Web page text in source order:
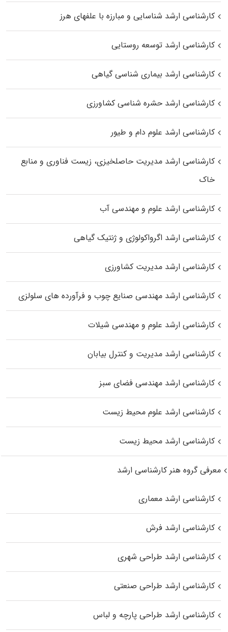
کارشناسی ارشد شناسایی و مبارزه با علفهای هرز
کارشناسی ارشد توسعه روستایی
کارشناسی ارشد بیماری‌ شناسی گیاهی
کارشناسی ارشد حشره‌ شناسی کشاورزی
کارشناسی ارشد علوم دام و طیور
کارشناسی ارشد مدیریت حاصلخیزی، زیست فناوری و منابع
خاک
کارشناسی ارشد علوم و مهندسی آب
کارشناسی ارشد اگرواکولوژی و ژنتیک گیاهی
کارشناسی ارشد مدیریت کشاورزی
کارشناسی ارشد مهندسی صنایع چوب و فرآورده‌ های سلولزی
کارشناسی ارشد علوم و مهندسی شیلات
کارشناسی ارشد مدیریت و کنترل بیابان
کارشناسی ارشد مهندسی فضای سبز
کارشناسی ارشد علوم محیط‌ زیست
کارشناسی ارشد محیط زیست
معرفی گروه هنر کارشناسی ارشد
کارشناسی ارشد معماری
کارشناسی ارشد فرش
کارشناسی ارشد طراحی شهری
کارشناسی ارشد طراحی صنعتی
کارشناسی ارشد طراحی پارچه و لباس